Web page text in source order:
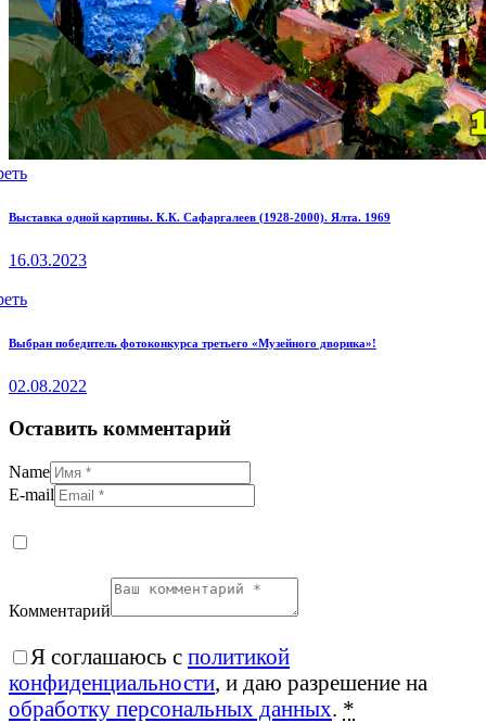
Выставка одной картины. К.К. Сафаргалеев (1928-2000). Ялта. 1969
16.03.2023
Выбран победитель фотоконкурса третьего «Музейного дворика»!
02.08.2022
Оставить комментарий
Name
E-mail
Комментарий
Я соглашаюсь с политикой
конфиденциальности, и даю разрешение на
обработку персональных данных. *